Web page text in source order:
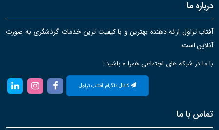
درباره ما
آفتاب تراول ارائه دهنده بهترین و با کیفیت ترین خدمات گردشگری به صورت
آنلاین است.
با ما در شبکه های اجتماعی همرا ه باشید:
کانال تلگرام آفتاب تراول
تماس با ما